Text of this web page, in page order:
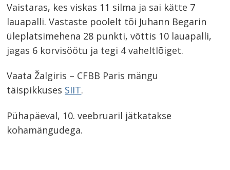
Vaistaras, kes viskas 11 silma ja sai kätte 7
lauapalli. Vastaste poolelt tõi Juhann Begarin
üleplatsimehena 28 punkti, võttis 10 lauapalli,
jagas 6 korvisöötu ja tegi 4 vaheltlõiget.
Vaata Žalgiris – CFBB Paris mängu
täispikkuses SIIT.
Pühapäeval, 10. veebruaril jätkatakse
kohamängudega.